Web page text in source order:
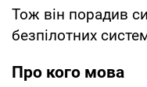
Тож він порадив
безпілотних
Про кого мова